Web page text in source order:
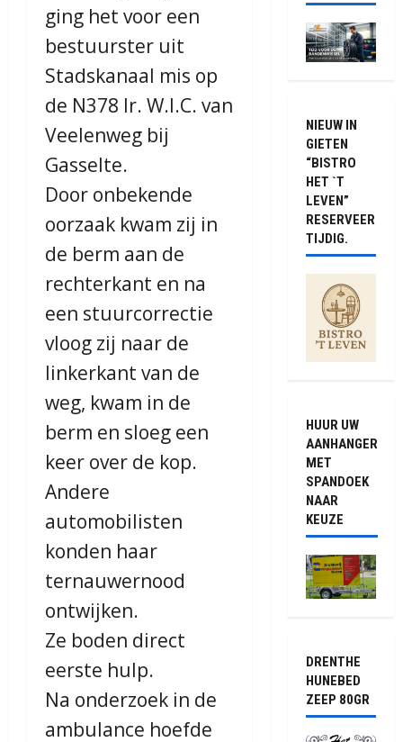
ging het voor een
bestuurster uit
Stadskanaal mis op
de N378 Ir. W.I.C. van
Veelenweg bij
Gasselte.
Door onbekende
oorzaak kwam zij in
de berm aan de
rechterkant en na
een stuurcorrectie
vloog zij naar de
linkerkant van de
weg, kwam in de
berm en sloeg een
keer over de kop.
Andere
automobilisten
konden haar
ternauwernood
ontwijken.
Ze boden direct
eerste hulp.
Na onderzoek in de
ambulance hoefde
NIEUW IN
GIETEN
“BISTRO
HET `T
LEVEN”
RESERVEER
TIJDIG.
HUUR UW
AANHANGER
MET
SPANDOEK
NAAR
KEUZE
DRENTHE
HUNEBED
ZEEP 80GR